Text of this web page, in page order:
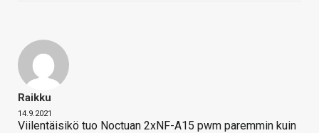
Raikku
14.9.2021
Viilentäisikö tuo Noctuan 2xNF-A15 pwm paremmin kuin